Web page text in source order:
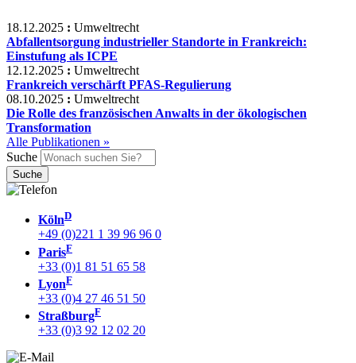
18.12.2025 : Umweltrecht
Abfallentsorgung industrieller Standorte in Frankreich:
Einstufung als ICPE
12.12.2025 : Umweltrecht
Frankreich verschärft PFAS-Regulierung
08.10.2025 : Umweltrecht
Die Rolle des französischen Anwalts in der ökologischen
Transformation
Alle Publikationen »
Suche
KölnD
+49 (0)221 1 39 96 96 0
ParisF
+33 (0)1 81 51 65 58
LyonF
+33 (0)4 27 46 51 50
StraßburgF
+33 (0)3 92 12 02 20